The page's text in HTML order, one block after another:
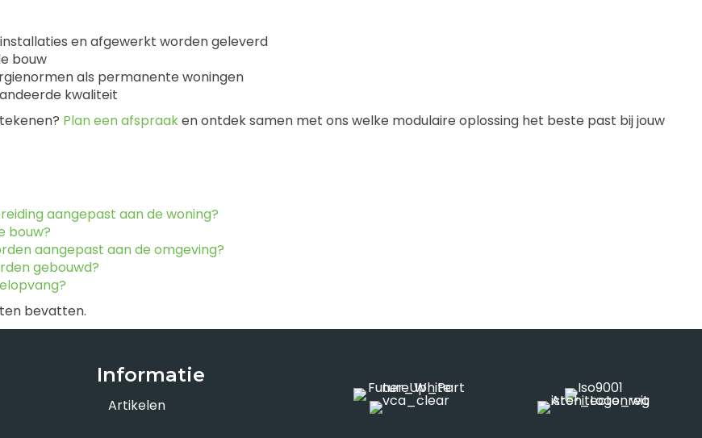
en afgewerkt worden geleverd
bouw
als permanente woningen
kwaliteit
Plan een afspraaken ontdek samen met ons welke modulaire oplossing het beste past bij jouw
aangepast aan de woning?
bouw?
aangepast aan de omgeving?
gebouwd?
bevatten.
Informatie
Artikelen